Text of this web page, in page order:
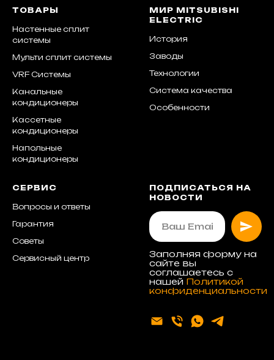
ТОВАРЫ
Настенные сплит
системы
Мульти сплит системы
VRF Системы
Канальные
кондиционеры
Кассетные
кондиционеры
Напольные
кондиционеры
МИР MITSUBISHI
ELECTRIC
История
Заводы
Технологии
Система качества
Особенности
СЕРВИС
Вопросы и ответы
Гарантия
Советы
Сервисный центр
ПОДПИСАТЬСЯ НА
НОВОСТИ
Заполняя форму на
сайте вы
соглашаетесь с
нашей Политикой
конфиденциальности